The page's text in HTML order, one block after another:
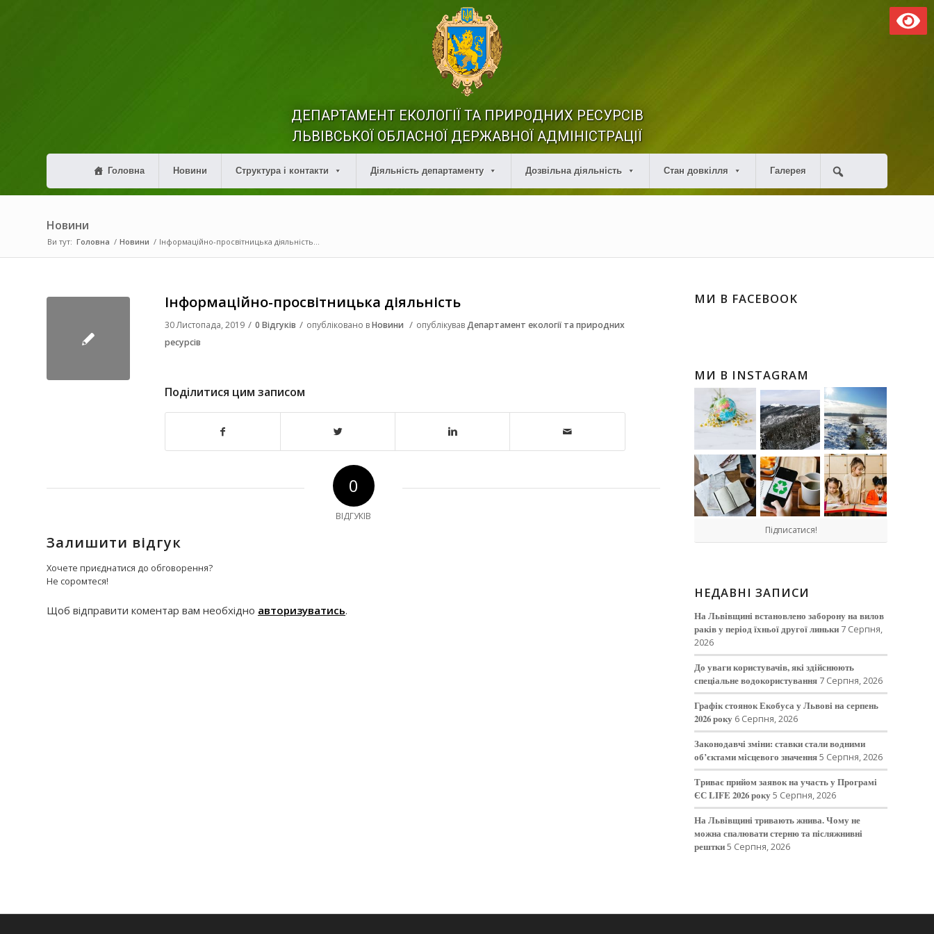
ДЕПАРТАМЕНТ ЕКОЛОГІЇ ТА ПРИРОДНИХ РЕСУРСІВ
ЛЬВІВСЬКОЇ ОБЛАСНОЇ ДЕРЖАВНОЇ АДМІНІСТРАЦІЇ
Головна Новини Структура і контакти Діяльність департаменту Дозвільна діяльність Стан довкілля Галерея
Новини
Ви тут: Головна / Новини / Інформаційно-просвітницька діяльність...
Інформаційно-просвітницька діяльність
30 Листопада, 2019 / 0 Відгуків / опубліковано вНовини / опублікувавДепартамент екології та природних
ресурсів
Поділитися цим записом
0
ВІДГУКІВ
Залишити відгук
Хочете приєднатися до обговорення?
Не соромтеся!
Щоб відправити коментар вам необхідно авторизуватись.
МИ В FACEBOOK
МИ В INSTAGRAM
Підписатися!
НЕДАВНІ ЗАПИСИ
На Львівщині встановлено заборону на вилов
раків у період їхньої другої линьки 7 Серпня,
2026
До уваги користувачів, які здійснюють
спеціальне водокористування 7 Серпня, 2026
Графік стоянок Екобуса у Львові на серпень
2026 року 6 Серпня, 2026
Законодавчі зміни: ставки стали водними
об’єктами місцевого значення5 Серпня, 2026
Триває прийом заявок на участь у Програмі
ЄС LIFE 2026 року5 Серпня, 2026
На Львівщині тривають жнива. Чому не
можна спалювати стерню та післяжнивні
рештки5 Серпня, 2026